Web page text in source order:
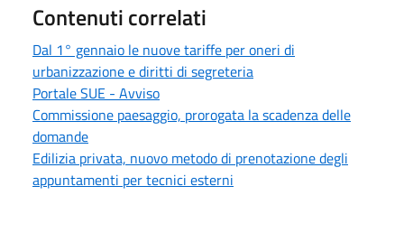
Contenuti correlati
Dal 1° gennaio le nuove tariffe per oneri di
urbanizzazione e diritti di segreteria
Portale SUE - Avviso
Commissione paesaggio, prorogata la scadenza delle
domande
Edilizia privata, nuovo metodo di prenotazione degli
appuntamenti per tecnici esterni